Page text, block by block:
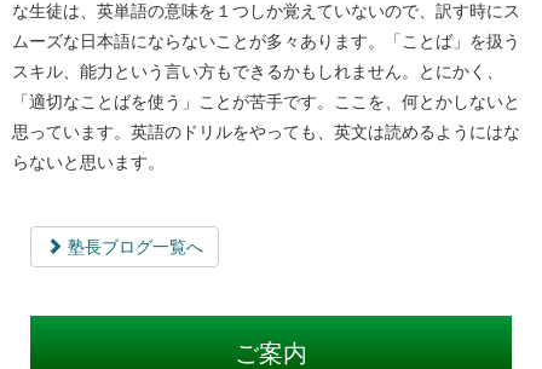
な生徒は、英単語の意味を１つしか覚えていないので、訳す時にス
ムーズな日本語にならないことが多々あります。「ことば」を扱う
スキル、能力という言い方もできるかもしれません。とにかく、
「適切なことばを使う」ことが苦手です。ここを、何とかしないと
思っています。英語のドリルをやっても、英文は読めるようにはな
らないと思います。
塾長ブログ一覧へ
ご案内